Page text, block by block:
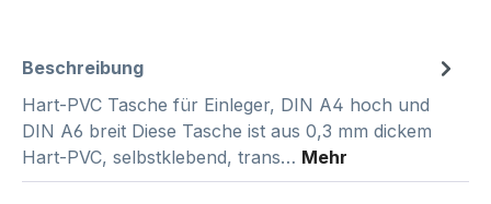
Beschreibung
Hart-PVC Tasche für Einleger, DIN A4 hoch und
DIN A6 breit Diese Tasche ist aus 0,3 mm dickem
Hart-PVC, selbstklebend, trans… Mehr